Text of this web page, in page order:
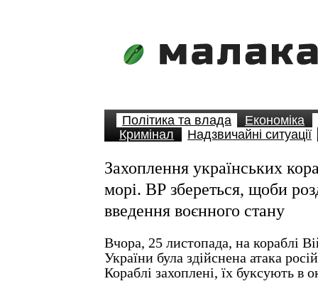
Політика та влада
Економіка
Кримінал
Надзвичайні ситуації
Захоплення українських
морі. ВР збереться, щоби
введення воєнного стану
Вчора, 25 листопада, на кораблі
України була здійснена атака
Кораблі захоплені, їх буксують в